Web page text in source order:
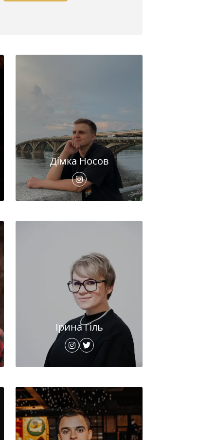
Дімка Носов
Ірина Гіль